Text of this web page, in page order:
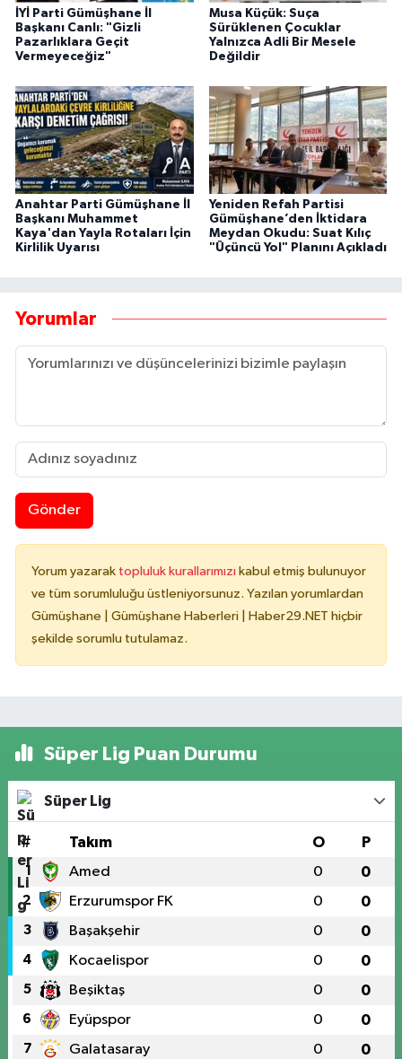
İYİ Parti Gümüşhane İl
Başkanı Canlı: "Gizli
Pazarlıklara Geçit
Vermeyeceğiz"
Musa Küçük: Suça
Sürüklenen Çocuklar
Yalnızca Adli Bir Mesele
Değildir
Anahtar Parti Gümüşhane İl
Başkanı Muhammet
Kaya'dan Yayla Rotaları İçin
Kirlilik Uyarısı
Yeniden Refah Partisi
Gümüşhane’den İktidara
Meydan Okudu: Suat Kılıç
"Üçüncü Yol" Planını Açıkladı
Yorumlar
Gönder
Yorum yazarak topluluk kurallarımızı kabul etmiş bulunuyor
ve tüm sorumluluğu üstleniyorsunuz. Yazılan yorumlardan
Gümüşhane | Gümüşhane Haberleri | Haber29.NET hiçbir
şekilde sorumlu tutulamaz.
Süper Lig Puan Durumu
Süper Lig
# Takım O P
1 Amed 0 0
2 Erzurumspor FK 0 0
3 Başakşehir 0 0
4 Kocaelispor 0 0
5 Beşiktaş 0 0
6 Eyüpspor 0 0
7 Galatasaray 0 0